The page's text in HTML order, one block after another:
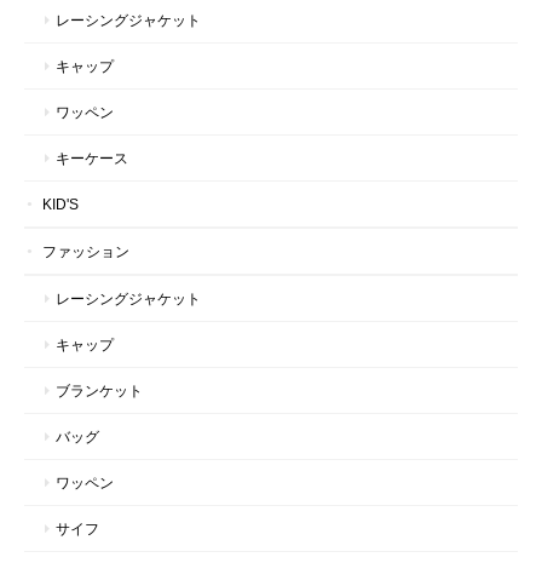
レーシングジャケット
キャップ
ワッペン
キーケース
KID'S
ファッション
レーシングジャケット
キャップ
ブランケット
バッグ
ワッペン
サイフ